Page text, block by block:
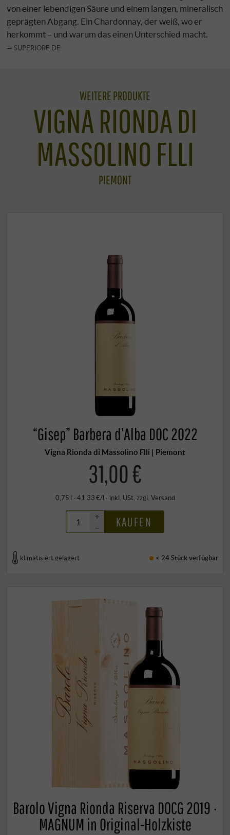
von einer lebendigen Säure und einem langen, mineralisch
geprägten Abgang. Ein Chardonnay, der weiß, wo er
herkommt – und warum das einen Unterschied macht.
SUPERIORE.DE
WEITERE PRODUKTE
VIGNA RIONDA DI
MASSOLINO FLLI
PIEMONT
“Gisep” Barbera d’Alba DOC 2022
Vigna Rionda di Massolino Flli | Piemont
31,00 €
0,75 l · 41,33 €/l · inkl. USt, zzgl. Versand
+
–
KAUFEN
klimatisiert gelagert < 24 Stückverfügbar
Barolo Vigna Rionda Riserva DOCG 2019 ·
MAGNUM in Original-Holzkiste